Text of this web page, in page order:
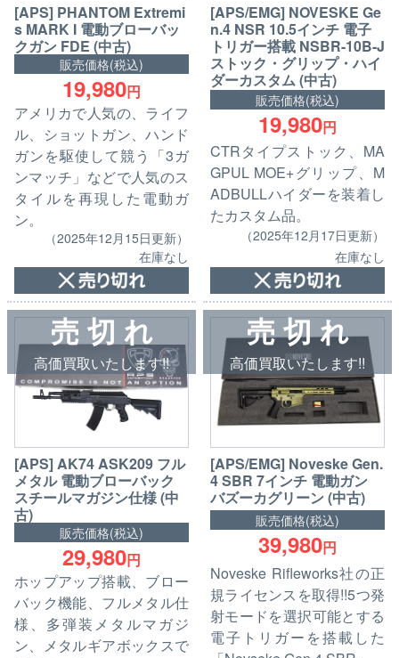
[APS] PHANTOM Extremi
s MARK I 電動ブローバッ
クガン FDE (中古)
販売価格(税込)
19,980円
アメリカで人気の、ライフ
ル、ショットガン、ハンド
ガンを駆使して競う「3ガ
ンマッチ」などで人気のス
タイルを再現した電動ガ
ン。
（2025年12月15日更新）
在庫なし
[APS/EMG] NOVESKE Ge
n.4 NSR 10.5インチ 電子
トリガー搭載 NSBR-10B-J
ストック・グリップ・ハイ
ダーカスタム (中古)
販売価格(税込)
19,980円
CTRタイプストック、MA
GPUL MOE+グリップ、M
ADBULLハイダーを装着し
たカスタム品。
（2025年12月17日更新）
在庫なし
売 切 れ
高価買取いたします!!
[APS] AK74 ASK209 フル
メタル 電動ブローバック
スチールマガジン仕様 (中
古)
販売価格(税込)
29,980円
ホップアップ搭載、ブロー
バック機能、フルメタル仕
様、多弾装メタルマガジ
ン、メタルギアボックスで
売 切 れ
高価買取いたします!!
[APS/EMG] Noveske Gen.
4 SBR 7インチ 電動ガン
バズーカグリーン (中古)
販売価格(税込)
39,980円
Noveske Rifleworks社の正
規ライセンスを取得!!5つ発
射モードを選択可能とする
電子トリガーを搭載した